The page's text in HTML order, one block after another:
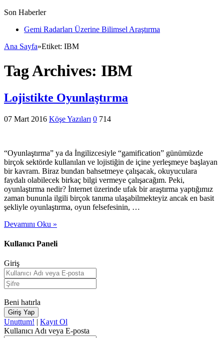
Son Haberler
Gemi Radarları Üzerine Bilimsel Araştırma
Ana Sayfa»Etiket: IBM
Tag Archives: IBM
Lojistikte Oyunlaştırma
07 Mart 2016 Köşe Yazıları 0 714
“Oyunlaştırma” ya da İngilizcesiyle “gamification” günümüzde
birçok sektörde kullanılan ve lojistiğin de içine yerleşmeye başlayan
bir kavram. Biraz bundan bahsetmeye çalışacak, okuyuculara
faydalı olabilecek birkaç bilgi vermeye çalışacağım. Peki,
oyunlaştırma nedir? İnternet üzerinde ufak bir araştırma yaptığımız
zaman bununla ilgili birçok tanıma ulaşabilmekteyiz ancak en basit
şekliyle oyunlaştırma, oyun felsefesinin, …
Devamını Oku »
Kullanıcı Paneli
Giriş
Beni hatırla
Unuttum! | Kayıt Ol
Kullanıcı Adı veya E-posta